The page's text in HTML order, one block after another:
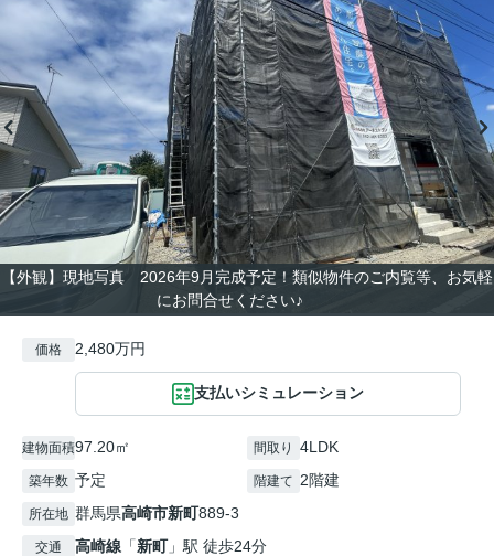
【外観】現地写真 2026年9月完成予定！類似物件のご内覧等、お気軽
にお問合せください♪
価格 2,480万円
支払いシミュレーション
建物面積97.20㎡ 間取り 4LDK
築年数 予定 階建て 2階建
所在地 群馬県高崎市新町889-3
交通 高崎線 「新町」駅 徒歩24分